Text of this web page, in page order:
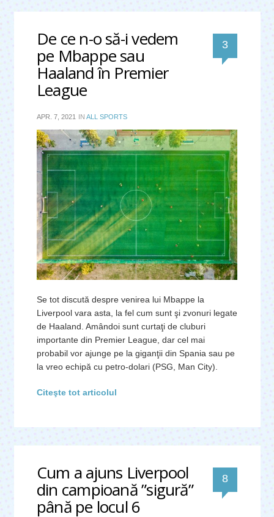
De ce n-o să-i vedem
pe Mbappe sau
Haaland în Premier
League
3
APR. 7, 2021 IN ALL SPORTS
Se tot discută despre venirea lui Mbappe la
Liverpool vara asta, la fel cum sunt şi zvonuri legate
de Haaland. Amândoi sunt curtaţi de cluburi
importante din Premier League, dar cel mai
probabil vor ajunge pe la giganţii din Spania sau pe
la vreo echipă cu petro-dolari (PSG, Man City).
Citeşte tot articolul
Cum a ajuns Liverpool
din campioană ”sigură”
până pe locul 6
8